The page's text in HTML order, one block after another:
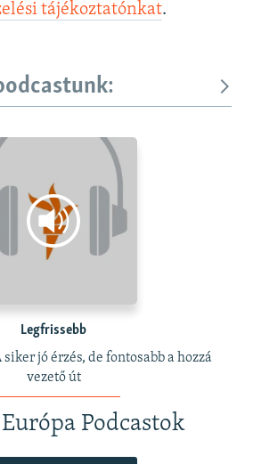
tájékoztatónkat.
Legfrissebb
jó érzés, de fontosabb a hozzá
vezető út
Podcastok